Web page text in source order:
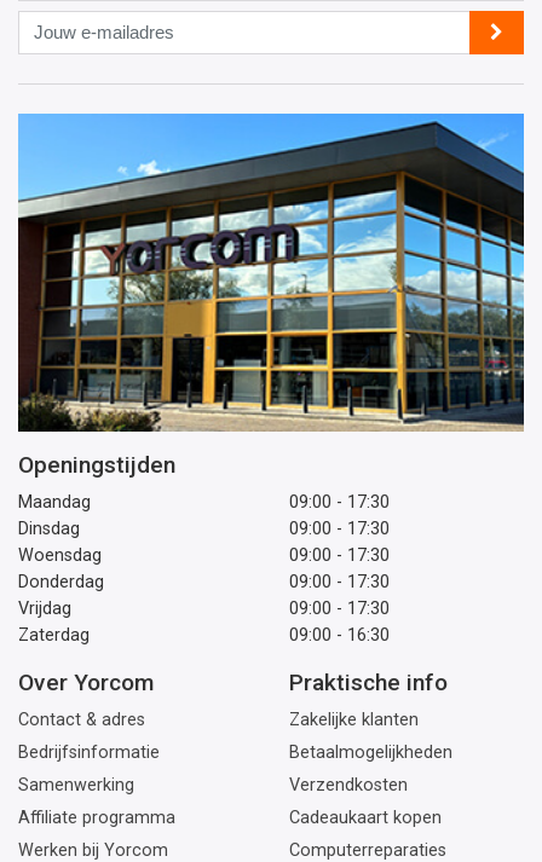
Jouw
e-
mailadres
Openingstijden
Maandag
09:00 - 17:30
Dinsdag
09:00 - 17:30
Woensdag
09:00 - 17:30
Donderdag
09:00 - 17:30
Vrijdag
09:00 - 17:30
Zaterdag
09:00 - 16:30
Over Yorcom
Contact & adres
Bedrijfsinformatie
Samenwerking
Affiliate programma
Werken bij Yorcom
Praktische info
Zakelijke klanten
Betaalmogelijkheden
Verzendkosten
Cadeaukaart kopen
Computerreparaties